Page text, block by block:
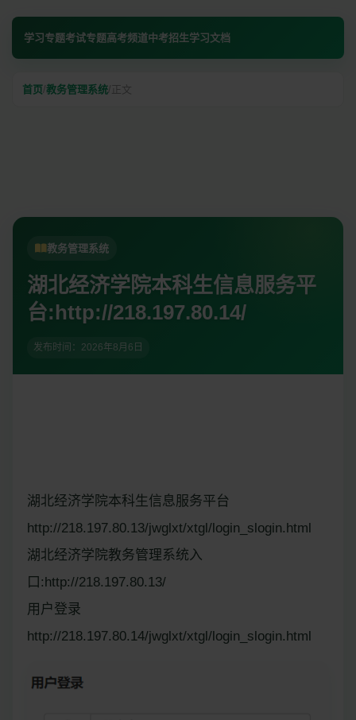
学习专题考试专题高考频道中考招生学习文档
首页/教务管理系统/ 正文
教务管理系统
湖北经济学院本科生信息服务平
台:http://218.197.80.14/
发布时间： 2026年8月6日
湖北经济学院本科生信息服务平台
http://218.197.80.13/jwglxt/xtgl/login_slogin.html
湖北经济学院教务管理系统入
口:http://218.197.80.13/
用户登录
http://218.197.80.14/jwglxt/xtgl/login_slogin.html